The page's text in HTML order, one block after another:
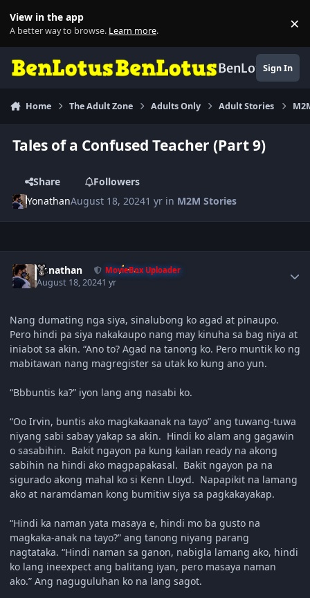
View in the app
A better way to browse. Learn more. ×
BenLotusSign In
Home The Adult Zone Adults Only Adult Stories
Tales of a Confused Teacher (Part 9)
Share
Followers
YonathanAugust 18, 20241 yr in M2M Stories
Yonathan MovieBox Uploader
August 18, 20241 yr
Nang dumating nga siya, sinalubong ko agad at pinaupo.
Pero hindi pa siya nakakaupo nang may kinuha sa bag niya at
iniabot sa akin. “Ano to? Agad na tanong ko. Pero muntik ko ng
mabitawan nang magregister sa utak ko kung ano yun.
“Bbbuntis ka?” iyon lang ang nasabi ko.
“Oo Irvin, buntis ako magkakaanak na tayo” ang tuwang-tuwa
niyang sabi sabay yakap sa akin. Hindi ko alam ang gagawin
o sasabihin. Bakit ngayon pa kung kailan ready na akong
sabihin na hindi ako magpapakasal. Bakit ngayon pa na
sigurado akong mahal ko si Kenn Lloyd. Napapikit na lamang
ako at naramdaman kong bumitiw siya sa pagkakayakap.
“Hindi ka naman yata masaya e, hindi mo ba gusto na
magkaka-anak na tayo?” ang tanong niyang parang
nagtataka. “Hindi naman sa ganon, nabigla lamang ako, hindi
ko lang ineexpect ang balitang iyan, pero masaya naman
ako.” Ang naguguluhan ko na lang sagot.